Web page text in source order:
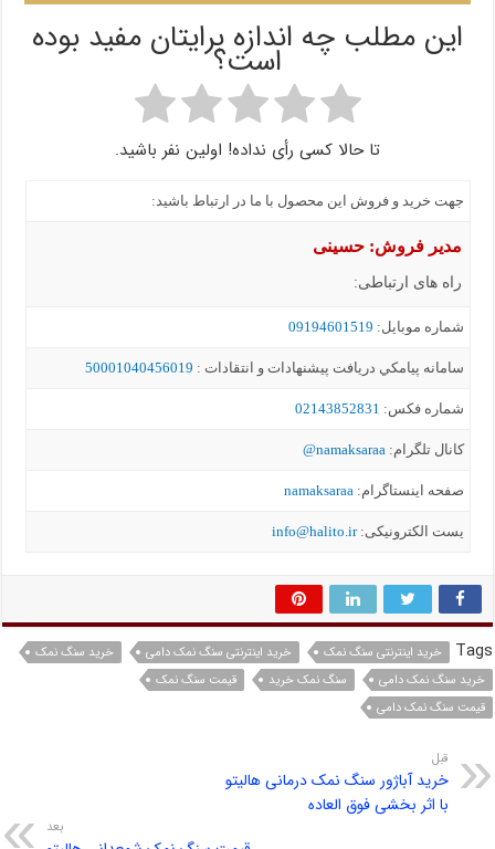
این مطلب چه اندازه برایتان مفید بوده
است؟
تا حالا کسی رأی نداده! اولین نفر باشید.
جهت خرید و فروش این محصول با ما در ارتباط باشید:
مدیر فروش: حسینی
راه های ارتباطی:
شماره موبايل: 09194601519
سامانه پيامکي دریافت پیشنهادات و انتقادات : 50001040456019
شماره فکس: 02143852831
کانال تلگرام:namaksaraa@
صفحه اینستاگرام:namaksaraa
یست الکترونیکی:info@halito.ir
Tags خرید اینترنتی سنگ نمک خرید اینترنتی سنگ نمک دامی
خرید سنگ نمک
خرید سنگ نمک دامی
سنگ نمک خرید
قیمت سنگ نمک
قیمت سنگ نمک دامی
قبل
خرید آباژور سنگ نمک درمانی هالیتو
با اثر بخشی فوق العاده
بعد